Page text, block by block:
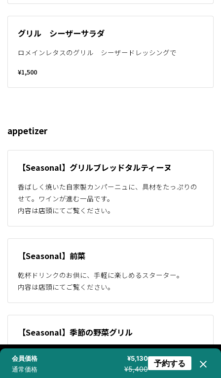
グリル シーザーサラダ
ロメインレタスのグリル シーザードレッシングで
¥1,500
appetizer
【Seasonal】グリルブレッドタルティーヌ
香ばしく焼いた自家製カンパーニュに、具材をたっぷりの
せて。ワインが進む一品です。
内容は店頭にてご覧ください。
【Seasonal】前菜
乾杯ドリンクのお供に、手軽に楽しめるスターター。
内容は店頭にてご覧ください。
【Seasonal】季節の野菜グリル
こだわりの旬野菜を、シンプルにグリルして素材の甘みを
凝縮。
内容は店頭にてご覧ください。
ニュース配信登録 電話で問合せ AIに質問
会員価格
¥5,130
通常価格
¥5,400
予約する